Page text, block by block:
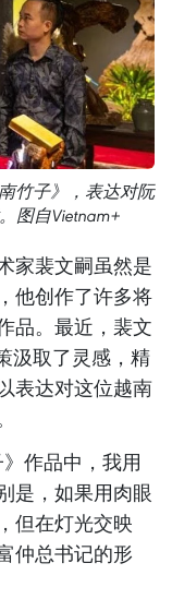
竹子》，表达对阮
图自Vietnam+
家裴文嗣虽然是
他创作了许多将
品。最近，裴文
汲取了灵感，精
表达对这位越南
作品中，我用
是，如果用肉眼
但在灯光交映
仲总书记的形